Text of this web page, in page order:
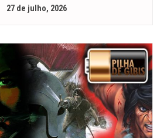
27 de julho, 2026